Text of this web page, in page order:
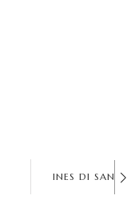
INES DI SANTO